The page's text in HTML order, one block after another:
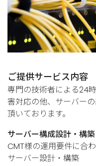
ご提供サービス内容
専門の技術者による24
害対応の他、サーバー
頂いております。
サーバー構成設計・構築
CMT様の運用要件に合
サーバー設計・構築